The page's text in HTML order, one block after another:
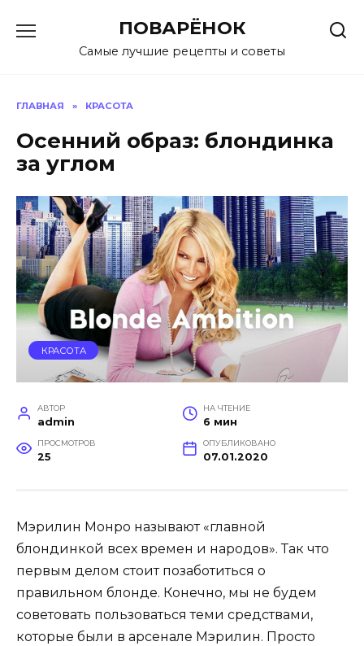
содержанию
ПОВАРЁНОК
Самые лучшие рецепты и советы
ГЛАВНАЯ » КРАСОТА
Осенний образ: блондинка
за углом
КРАСОТА
АВТОР
admin
НА ЧТЕНИЕ
6 мин
ПРОСМОТРОВ
25
ОПУБЛИКОВАНО
07.01.2020
Мэрилин Монро называют «главной
блондинкой всех времен и народов». Так что
первым делом стоит позаботиться о
правильном блонде. Конечно, мы не будем
советовать пользоваться теми средствами,
которые были в арсенале Мэрилин. Просто